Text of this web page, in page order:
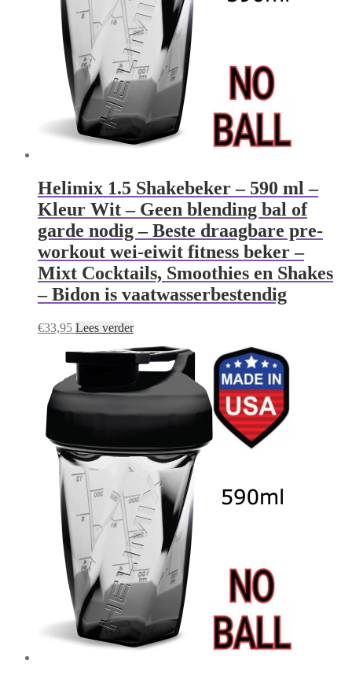
Helimix 1.5 Shakebeker – 590 ml –
Kleur Wit – Geen blending bal of
garde nodig – Beste draagbare pre-
workout wei-eiwit fitness beker –
Mixt Cocktails, Smoothies en Shakes
– Bidon is vaatwasserbestendig
€33,95 Lees verder